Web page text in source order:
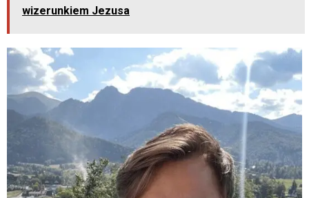
wizerunkiem Jezusa